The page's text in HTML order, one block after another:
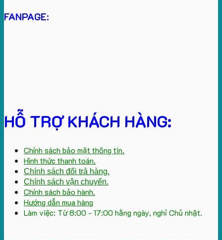
FANPAGE:
HỖ TRỢ KHÁCH HÀNG:
Chính sách bảo mật thông tin.
Hình thức thanh toán.
Chính sách đổi trả hàng.
Chính sách vận chuyển.
Chính sách bảo hành.
Hướng dẫn mua hàng
Làm việc: Từ 8:00 - 17:00 hằng ngày, nghỉ Chủ nhật.